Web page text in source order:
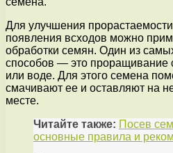
Для улучшения
появления всходов можно
обработки семян. Один из
способов — это проращивание
или воде. Для этого семена
смачивают ее и оставляют на
месте.
Читайте также: Посев
основные правила и